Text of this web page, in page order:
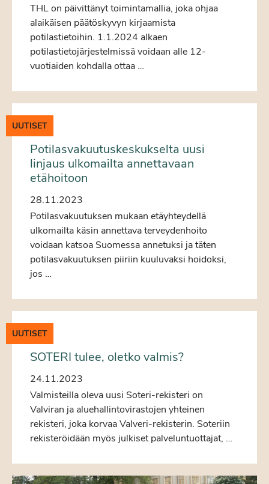
THL on päivittänyt toimintamallia, joka ohjaa
alaikäisen päätöskyvyn kirjaamista
potilastietoihin. 1.1.2024 alkaen
potilastietojärjestelmissä voidaan alle 12-
vuotiaiden kohdalla ottaa …
UUTISET
Potilasvakuutuskeskukselta uusi
linjaus ulkomailta annettavaan
etähoitoon
28.11.2023
Potilasvakuutuksen mukaan etäyhteydellä
ulkomailta käsin annettava terveydenhoito
voidaan katsoa Suomessa annetuksi ja täten
potilasvakuutuksen piiriin kuuluvaksi hoidoksi,
jos …
UUTISET
SOTERI tulee, oletko valmis?
24.11.2023
Valmisteilla oleva uusi Soteri-rekisteri on
Valviran ja aluehallintovirastojen yhteinen
rekisteri, joka korvaa Valveri-rekisterin. Soteriin
rekisteröidään myös julkiset palveluntuottajat, …